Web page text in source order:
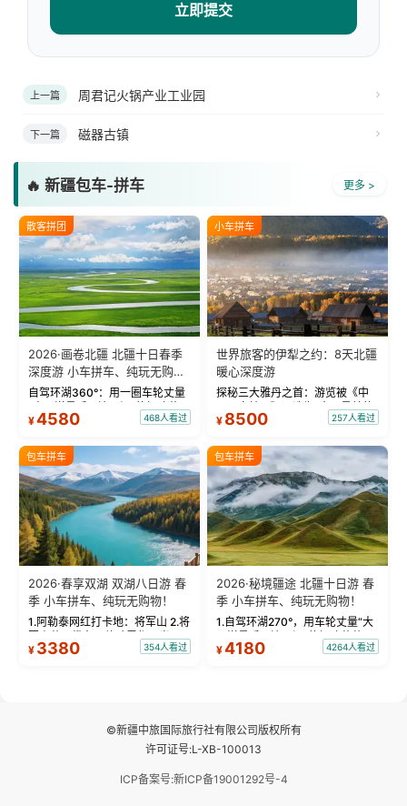
立即提交
上一篇 周君记火锅产业工业园
下一篇 磁器古镇
🔥 新疆包车-拼车 更多 >
散客拼团
2026·画卷北疆 北疆十日春季
深度游 小车拼车、纯玩无购
物！
自驾环湖360°：用一圈车轮丈量
“大西洋最后一滴眼泪”的极致蔚
蓝。 赛湖旅拍：甄选多款风格服
绝美瞬间。 赛湖坦克300跟车视
频：专业摄影师...
¥4580 468人看过
小车拼车
世界旅客的伊犁之约：8天北疆
暖心深度游
探秘三大雅丹之首：游览被《中
国国家地理》评选为“中国最美的
三大雅丹”第一名的克拉玛依魔鬼
瓦人最大村落——禾木村，欣赏
晨雾与小木...
¥ 8500 257人看过
包车拼车
2026·春享双湖 双湖八日游 春
季 小车拼车、纯玩无购物！
1.阿勒泰网红打卡地：将军山 2.将
军山落日缆车，体验雪都风光 3.
将军山，夕阳派对，蹦迪party 4.
¥ 3380 354人看过
包车拼车
2026·秘境疆途 北疆十日游 春
季 小车拼车、纯玩无购物！
1.自驾环湖270°，用车轮丈量“大
西洋最后一滴眼泪”的极致蔚蓝，
让雪山、花海与深邃湖水在转弯
¥4180 4264人看过
©新疆中旅国际旅行社有限公司版权所有
许可证号:L-XB-100013
ICP备案号:新ICP备19001292号-4